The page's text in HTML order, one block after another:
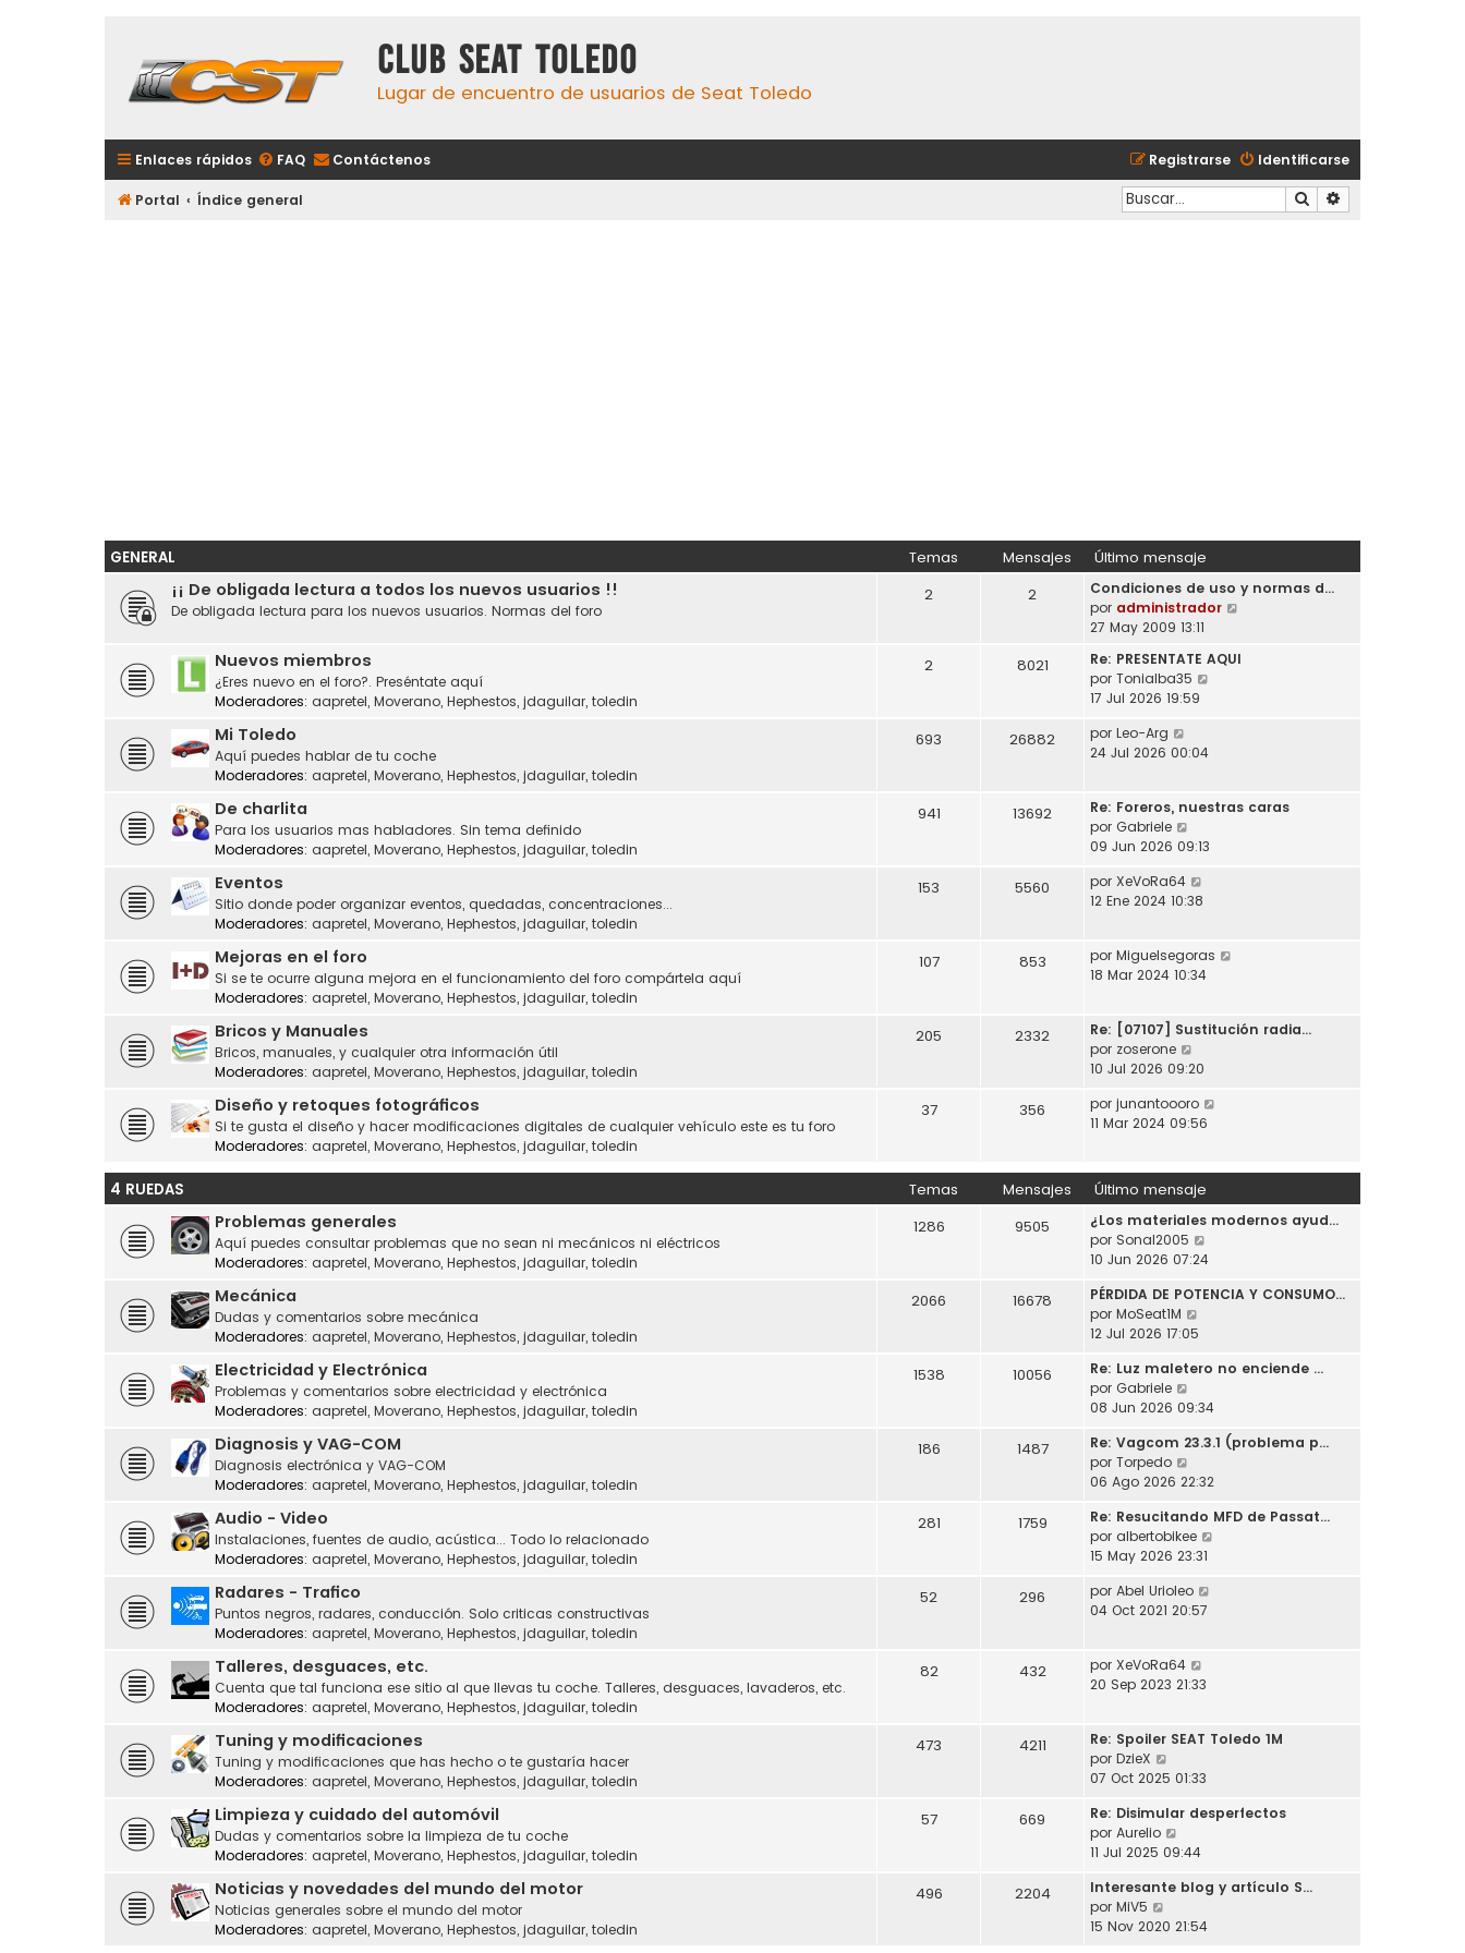
Club Seat Toledo
Lugar de encuentro de usuarios de Seat Toledo
Enlaces rápidos FAQ Contáctenos Identificarse
Registrarse
Portal Índice general Buscar
GENERAL Temas Mensajes Último mensaje
¡¡ De obligada lectura a todos los nuevos usuarios !!
De obligada lectura para los nuevos usuarios. Normas del foro
2 2
Condiciones de uso y normas d…
por administrador
ú
e
27 May 2009 13:11
Nuevos miembros
¿Eres nuevo en el foro?. Preséntate aquí
Moderadores: aapretel, Moverano, Hephestos, jdaguilar, toledin
2 8021
Re: PRESENTATE AQUI
por Tonialba35
m
j
17 Jul 2026 19:59
Mi Toledo
Aquí puedes hablar de tu coche
Moderadores: aapretel, Moverano, Hephestos, jdaguilar, toledin
693 26882 por Leo-Arg
e
l
t
i
o
m
s
e
24 Jul 2026 00:04
De charlita
Para los usuarios mas habladores. Sin tema definido
Moderadores: aapretel, Moverano, Hephestos, jdaguilar, toledin
941 13692
Re: Foreros, nuestras caras
por Gabriele
e
ú
l
m
o
n
s
j
e
09 Jun 2026 09:13
Eventos
Sitio donde poder organizar eventos, quedadas, concentraciones...
Moderadores: aapretel, Moverano, Hephestos, jdaguilar, toledin
153 5560 por XeVoRa64
l
t
o
e
n
s
e
12 Ene 2024 10:38
Mejoras en el foro
Si se te ocurre alguna mejora en el funcionamiento del foro compártela aquí
Moderadores: aapretel, Moverano, Hephestos, jdaguilar, toledin
107 853 por Miguelsegoras
l
n
a
j
18 Mar 2024 10:34
Bricos y Manuales
Bricos, manuales, y cualquier otra información útil
Moderadores: aapretel, Moverano, Hephestos, jdaguilar, toledin
205 2332
Re: [07107] Sustitución radia…
por zoserone
e
ú
l
m
o
m
e
n
a
j
e
10 Jul 2026 09:20
Diseño y retoques fotográficos
Si te gusta el diseño y hacer modificaciones digitales de cualquier vehículo este es tu foro
Moderadores: aapretel, Moverano, Hephestos, jdaguilar, toledin
37 356 por junantoooro
t
i
e
j
11 Mar 2024 09:56
4 RUEDAS Temas Mensajes Último mensaje
Problemas generales
Aquí puedes consultar problemas que no sean ni mecánicos ni eléctricos
Moderadores: aapretel, Moverano, Hephestos, jdaguilar, toledin
1286 9505
¿Los materiales modernos ayud…
por Sonal2005
e
ú
m
m
e
s
j
e
10 Jun 2026 07:24
Mecánica
Dudas y comentarios sobre mecánica
Moderadores: aapretel, Moverano, Hephestos, jdaguilar, toledin
2066 16678
PÉRDIDA DE POTENCIA Y CONSUMO…
por MoSeat1M
ú
t
m
m
n
s
j
e
12 Jul 2026 17:05
Electricidad y Electrónica
Problemas y comentarios sobre electricidad y electrónica
Moderadores: aapretel, Moverano, Hephestos, jdaguilar, toledin
1538 10056
Re: Luz maletero no enciende …
por Gabriele
e
ú
t
m
o
m
n
j
e
08 Jun 2026 09:34
Diagnosis y VAG-COM
Diagnosis electrónica y VAG-COM
Moderadores: aapretel, Moverano, Hephestos, jdaguilar, toledin
186 1487
Re: Vagcom 23.3.1 (problema p…
por Torpedo
e
ú
l
t
m
o
e
n
j
06 Ago 2026 22:32
Audio - Video
Instalaciones, fuentes de audio, acústica... Todo lo relacionado
Moderadores: aapretel, Moverano, Hephestos, jdaguilar, toledin
281 1759
Re: Resucitando MFD de Passat…
por albertobikee
e
j
15 May 2026 23:31
Radares - Trafico
Puntos negros, radares, conducción. Solo criticas constructivas
Moderadores: aapretel, Moverano, Hephestos, jdaguilar, toledin
52 296 por Abel Urioleo
o
s
e
04 Oct 2021 20:57
Talleres, desguaces, etc.
Cuenta que tal funciona ese sitio al que llevas tu coche. Talleres, desguaces, lavaderos, etc.
Moderadores: aapretel, Moverano, Hephestos, jdaguilar, toledin
82 432 por XeVoRa64
e
l
i
o
s
a
20 Sep 2023 21:33
Tuning y modificaciones
Tuning y modificaciones que has hecho o te gustaría hacer
Moderadores: aapretel, Moverano, Hephestos, jdaguilar, toledin
473 4211
Re: Spoiler SEAT Toledo 1M
por DzieX
e
ú
l
t
m
m
07 Oct 2025 01:33
Limpieza y cuidado del automóvil
Dudas y comentarios sobre la limpieza de tu coche
Moderadores: aapretel, Moverano, Hephestos, jdaguilar, toledin
57 669
Re: Disimular desperfectos
por Aurelio
e
ú
t
11 Jul 2025 09:44
Noticias y novedades del mundo del motor
Noticias generales sobre el mundo del motor
Moderadores: aapretel, Moverano, Hephestos, jdaguilar, toledin
496 2204
Interesante blog y artículo S…
por MiV5
e
15 Nov 2020 21:54